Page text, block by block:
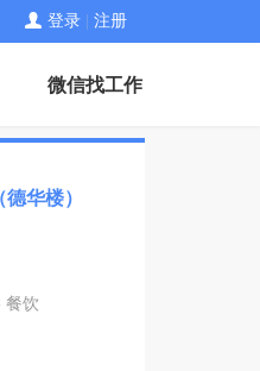
登录 注册
微信找工作
华楼）
餐饮